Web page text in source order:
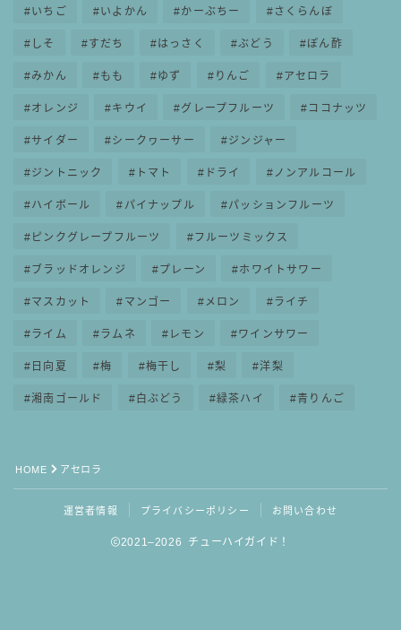
いちご いよかん かーぶちー さくらんぼ
しそ すだち はっさく ぶどう ぽん酢
みかん もも ゆず りんご アセロラ
オレンジ キウイ グレープフルーツ ココナッツ
サイダー シークヮーサー ジンジャー
ジントニック トマト ドライ ノンアルコール
ハイボール パイナップル パッションフルーツ
ピンクグレープフルーツ フルーツミックス
ブラッドオレンジ プレーン ホワイトサワー
マスカット マンゴー メロン ライチ
ライム ラムネ レモン ワインサワー
日向夏 梅 梅干し 梨 洋梨
湘南ゴールド 白ぶどう 緑茶ハイ 青りんご
HOME アセロラ
運営者情報 プライバシーポリシー お問い合わせ
2021–2026 チューハイガイド！